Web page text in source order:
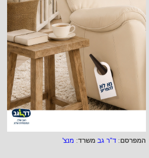
המפרסם: ד"ר גב משרד: מנצ'